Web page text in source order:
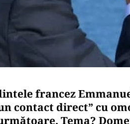
francez
contact direct” cu
Tema?